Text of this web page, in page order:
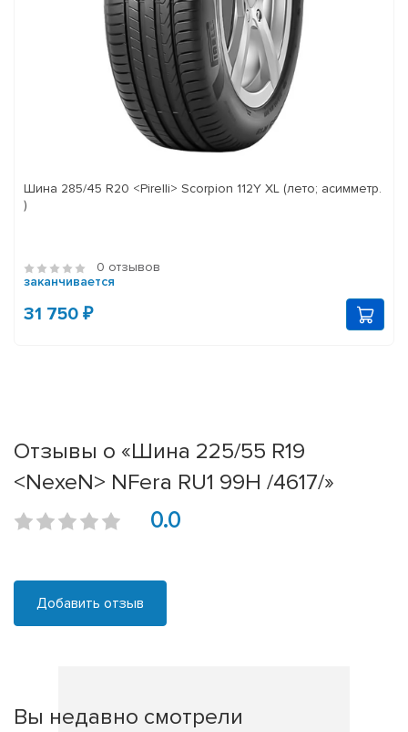
Шина 285/45 R20 <Pirelli> Scorpion 112Y XL (лето; асимметр.
)
0 отзывов
заканчивается
31 750 ₽
Отзывы о «Шина 225/55 R19
<NexeN> NFera RU1 99H /4617/»
0.0
Добавить отзыв
Вы недавно смотрели